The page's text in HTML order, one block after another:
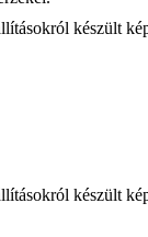
készült
készült